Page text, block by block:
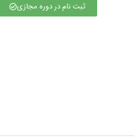
ثبت نام در دوره مجازی